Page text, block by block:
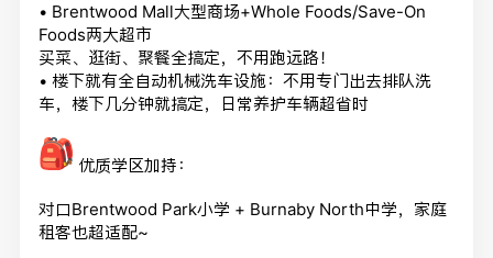
• Brentwood Mall大型商场+Whole Foods/Save-On
Foods两大超市
买菜、逛街、聚餐全搞定，不用跑远路！
• 楼下就有全自动机械洗车设施：不用专门出去排队洗
车，楼下几分钟就搞定，日常养护车辆超省时
优质学区加持：
对口Brentwood Park小学 + Burnaby North中学，家庭
租客也超适配~